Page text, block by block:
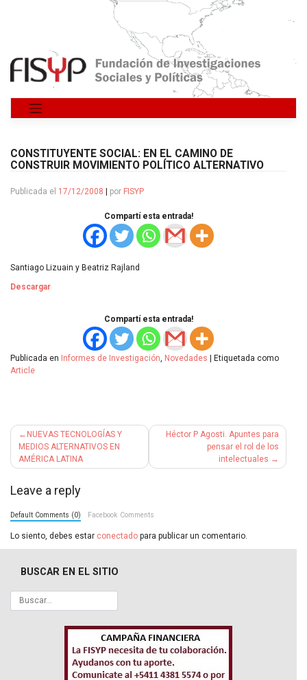
Saltar
CONSTITUYENTE SOCIAL: EN EL CAMINO DE
CONSTRUIR MOVIMIENTO POLÍTICO ALTERNATIVO
Publicada el 17/12/2008 por FISYP
Compartí esta entrada!
Santiago Lizuain y Beatriz Rajland
Descargar
Compartí esta entrada!
Publicada en Informes de Investigación Novedades | Etiquetada como
Article
Navegación
de
entradas
NUEVAS TECNOLOGÍAS Y
MEDIOS ALTERNATIVOS EN
AMÉRICA LATINA
Héctor P Agosti. Apuntes para
pensar el rol de los
intelectuales
Leave a reply
Default Comments (0) Facebook Comments
Lo siento, debes estar conectado para publicar un comentario.
BUSCAR EN EL SITIO